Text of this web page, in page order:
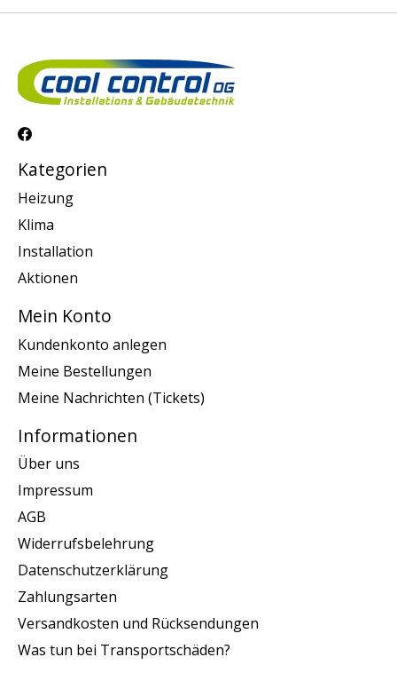
Kategorien
Heizung
Klima
Installation
Aktionen
Mein Konto
Kundenkonto anlegen
Meine Bestellungen
Meine Nachrichten (Tickets)
Informationen
Über uns
Impressum
AGB
Widerrufsbelehrung
Datenschutzerklärung
Zahlungsarten
Versandkosten und Rücksendungen
Was tun bei Transportschäden?